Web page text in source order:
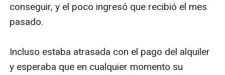
conseguir, y el poco ingresó que recibió el mes
pasado.
Incluso estaba atrasada con el pago del alquiler
y esperaba que en cualquier momento su